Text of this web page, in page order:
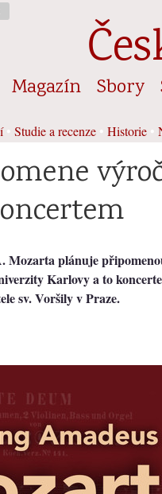
Magazín Sbory
• Studie a recenze Historie
Mozarta plánuje
Karlovy a to
sv. Voršily v Praze.